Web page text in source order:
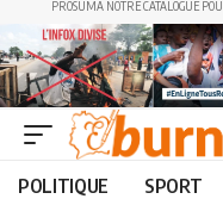
PROSUMA NOTRE CATALOGUE
POLITIQUE SPORT